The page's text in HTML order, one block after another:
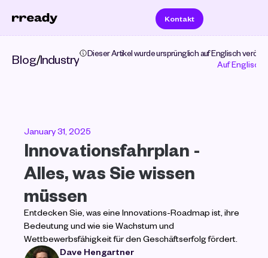
Kontakt
Blog/Industry
Dieser Artikel wurde ursprünglich auf Englisch
Auf Englisch
January 31, 2025
Innovationsfahrplan -
Alles, was Sie wissen
müssen
Entdecken Sie, was eine Innovations-Roadmap ist, ihre
Bedeutung und wie sie Wachstum und
Wettbewerbsfähigkeit für den Geschäftserfolg fördert.
Dave Hengartner